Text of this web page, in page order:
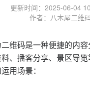
更新时间：2025-06-04
作者：八木屋二维
维码是一种便捷的内
、播客分享、景区导
用场景：